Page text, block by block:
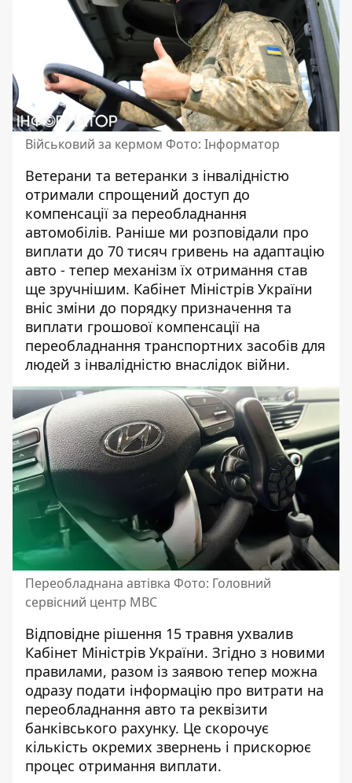
Військовий за кермом Фото: Інформатор
Ветерани та ветеранки з інвалідністю
отримали спрощений доступ до
компенсації за переобладнання
автомобілів. Раніше ми розповідали про
виплати до 70 тисяч гривень на адаптацію
авто - тепер механізм їх отримання став
ще зручнішим. Кабінет Міністрів України
вніс зміни до порядку призначення та
виплати грошової компенсації на
переобладнання транспортних засобів для
людей з інвалідністю внаслідок війни.
Переобладнана автівка Фото: Головний
сервісний центр МВС
Відповідне рішення 15 травня ухвалив
Кабінет Міністрів України. Згідно з новими
правилами, разом із заявою тепер можна
одразу подати інформацію про витрати на
переобладнання авто та реквізити
банківського рахунку. Це скорочує
кількість окремих звернень і прискорює
процес отримання виплати.